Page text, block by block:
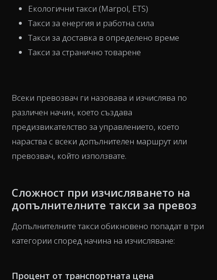
Екологични такси (Marpol, ETS)
Такси за енергия и работна сила
Такси за доставка в определено време
Такси за странично товарене
Всеки превозвач ги назовава и изчислява по
различен начин, което създава
предизвикателство за управлението, което
нараства с всеки допълнителен маршрут или
превозвач, който използвате.
Сложност при изчисляването на
допълнителните такси за превоз
Допълнителните такси обикновено попадат в три
категории според начина на изчисляване:
Процент от транспортната цена